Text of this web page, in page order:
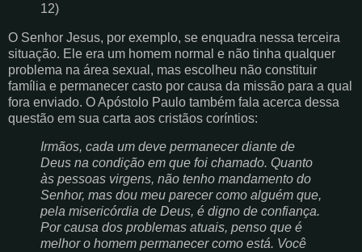
12)
O Senhor Jesus, por exemplo, se enquadra nessa terceira
situação. Ele era um homem normal e não tinha qualquer
problema na área sexual, mas escolheu não constituir
família e permanecer casto por causa da missão para a qual
fora enviado. O Apóstolo Paulo também fala acerca dessa
questão em sua carta aos cristãos coríntios:
Irmãos, cada um deve permanecer diante de
Deus na condição em que foi chamado. Quanto
às pessoas virgens, não tenho mandamento do
Senhor, mas dou meu parecer como alguém que,
pela misericórdia de Deus, é digno de confiança.
Por causa dos problemas atuais, penso que é
melhor o homem permanecer como está. Você